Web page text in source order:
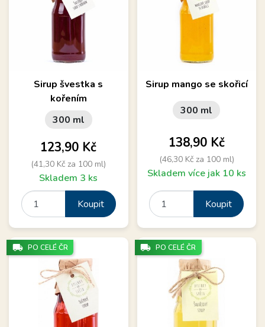
Sirup švestka s
kořením
300 ml
Cena
123,90 Kč
(41,30 Kč za 100 ml)
Skladem 3 ks
Koupit
Sirup mango se skořicí
300 ml
Cena
138,90 Kč
(46,30 Kč za 100 ml)
Skladem více jak 10 ks
Koupit
local_shipping PO CELÉ ČR local_shipping PO CELÉ ČR